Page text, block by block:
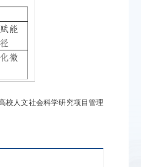
校人文社会科学研究项目管理